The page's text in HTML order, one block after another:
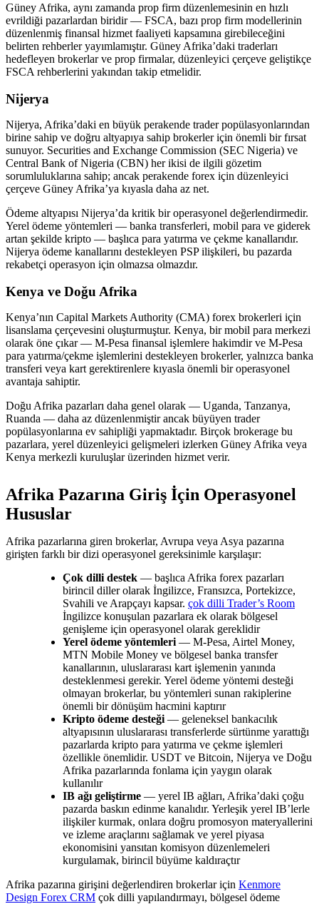
Güney Afrika, aynı zamanda prop firm düzenlemesinin en hızlı
evrildiği pazarlardan biridir — FSCA, bazı prop firm modellerinin
düzenlenmiş finansal hizmet faaliyeti kapsamına girebileceğini
belirten rehberler yayımlamıştır. Güney Afrika’daki traderları
hedefleyen brokerlar ve prop firmalar, düzenleyici çerçeve geliştikçe
FSCA rehberlerini yakından takip etmelidir.
Nijerya
Nijerya, Afrika’daki en büyük perakende trader popülasyonlarından
birine sahip ve doğru altyapıya sahip brokerler için önemli bir fırsat
sunuyor. Securities and Exchange Commission (SEC Nigeria) ve
Central Bank of Nigeria (CBN) her ikisi de ilgili gözetim
sorumluluklarına sahip; ancak perakende forex için düzenleyici
çerçeve Güney Afrika’ya kıyasla daha az net.
Ödeme altyapısı Nijerya’da kritik bir operasyonel değerlendirmedir.
Yerel ödeme yöntemleri — banka transferleri, mobil para ve giderek
artan şekilde kripto — başlıca para yatırma ve çekme kanallarıdır.
Nijerya ödeme kanallarını destekleyen PSP ilişkileri, bu pazarda
rekabetçi operasyon için olmazsa olmazdır.
Kenya ve Doğu Afrika
Kenya’nın Capital Markets Authority (CMA) forex brokerleri için
lisanslama çerçevesini oluşturmuştur. Kenya, bir mobil para merkezi
olarak öne çıkar — M-Pesa finansal işlemlere hakimdir ve M-Pesa
para yatırma/çekme işlemlerini destekleyen brokerler, yalnızca banka
transferi veya kart gerektirenlere kıyasla önemli bir operasyonel
avantaja sahiptir.
Doğu Afrika pazarları daha genel olarak — Uganda, Tanzanya,
Ruanda — daha az düzenlenmiştir ancak büyüyen trader
popülasyonlarına ev sahipliği yapmaktadır. Birçok brokerage bu
pazarlara, yerel düzenleyici gelişmeleri izlerken Güney Afrika veya
Kenya merkezli kuruluşlar üzerinden hizmet verir.
Afrika Pazarına Giriş İçin Operasyonel
Hususlar
Afrika pazarlarına giren brokerlar, Avrupa veya Asya pazarına
girişten farklı bir dizi operasyonel gereksinimle karşılaşır:
Çok dilli destek — başlıca Afrika forex pazarları
birincil diller olarak İngilizce, Fransızca, Portekizce,
Svahili ve Arapçayı kapsar. çok dilli Trader’s Room
İngilizce konuşulan pazarlara ek olarak bölgesel
genişleme için operasyonel olarak gereklidir
Yerel ödeme yöntemleri — M-Pesa, Airtel Money,
MTN Mobile Money ve bölgesel banka transfer
kanallarının, uluslararası kart işlemenin yanında
desteklenmesi gerekir. Yerel ödeme yöntemi desteği
olmayan brokerlar, bu yöntemleri sunan rakiplerine
önemli bir dönüşüm hacmini kaptırır
Kripto ödeme desteği — geleneksel bankacılık
altyapısının uluslararası transferlerde sürtünme yarattığı
pazarlarda kripto para yatırma ve çekme işlemleri
özellikle önemlidir. USDT ve Bitcoin, Nijerya ve Doğu
Afrika pazarlarında fonlama için yaygın olarak
kullanılır
IB ağı geliştirme — yerel IB ağları, Afrika’daki çoğu
pazarda baskın edinme kanalıdır. Yerleşik yerel IB’lerle
ilişkiler kurmak, onlara doğru promosyon materyallerini
ve izleme araçlarını sağlamak ve yerel piyasa
ekonomisini yansıtan komisyon düzenlemeleri
kurgulamak, birincil büyüme kaldıraçtır
Afrika pazarına girişini değerlendiren brokerlar için Kenmore
Design Forex CRM çok dilli yapılandırmayı, bölgesel ödeme